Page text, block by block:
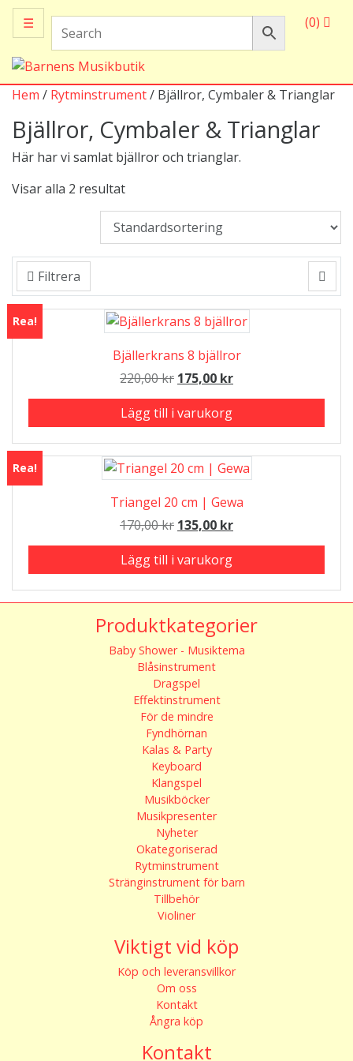
☰ (0)
Hem / Rytminstrument/ Bjällror, Cymbaler & Trianglar
Bjällror, Cymbaler & Trianglar
Här har vi samlat bjällror och trianglar.
Visar alla 2 resultat
Filtrera
Rea!
Bjällerkrans 8 bjällror
220,00kr Det
ursprungliga
priset
220,00 kr.
175,00 krDet
nuvarande
175,00 kr.
Lägg till i varukorg
Rea!
Triangel 20 cm | Gewa
170,00kr Det
ursprungliga
priset
170,00 kr.
135,00 krDet
nuvarande
135,00 kr.
Lägg till i varukorg
Produktkategorier
Baby Shower - Musiktema
Blåsinstrument
Dragspel
Effektinstrument
För de mindre
Fyndhörnan
Kalas & Party
Keyboard
Klangspel
Musikböcker
Musikpresenter
Nyheter
Okategoriserad
Rytminstrument
Stränginstrument för barn
Tillbehör
Violiner
Viktigt vid köp
Köp och leveransvillkor
Om oss
Kontakt
Ångra köp
Kontakt